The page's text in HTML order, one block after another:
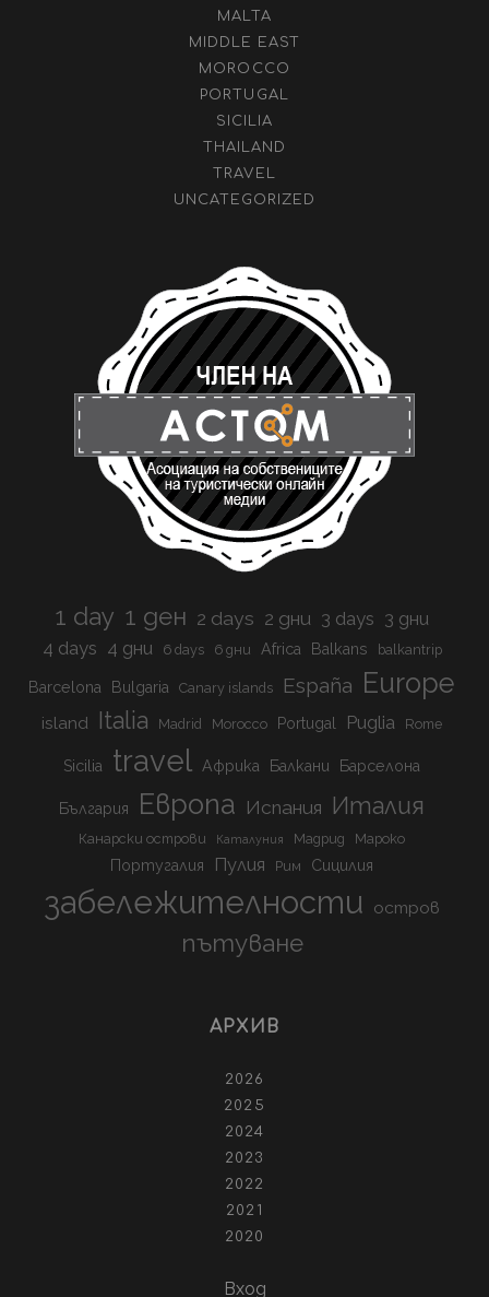
MALTA
MIDDLE EAST
MOROCCO
PORTUGAL
SICILIA
THAILAND
TRAVEL
UNCATEGORIZED
1 day 1 ден 2 days 2 дни 3 days 3 дни
4 days 4 дни 6 days 6 дни Africa Balkans balkantrip
Barcelona Bulgaria Canary islands España Europe
island Italia Madrid Morocco Portugal Puglia Rome
Sicilia travel Африка Балкани Барселона
България Европа Испания Италия
Канарски острови Каталуния Мадрид Мароко
Португалия Пулия Рим Сицилия
забележителности остров
пътуване
АРХИВ
2026
2025
2024
2023
2022
2021
2020
Вход